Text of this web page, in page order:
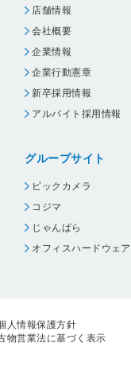
店舗情報
会社概要
企業情報
企業行動憲章
新卒採用情報
アルバイト採用情報
グループサイト
ビックカメラ
コジマ
じゃんぱら
オフィスハードウェ
人情報保護方針
物営業法に基づく表示